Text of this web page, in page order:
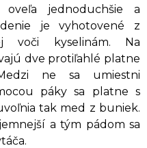
jednoduchšie a
je vyhotovené z
voči kyselinám. Na
dve protiľahlé platne
ne sa umiestni
páky sa platne s
tak med z buniek.
a tým pádom sa